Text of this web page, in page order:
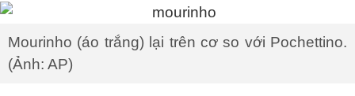
Mourinho (áo trắng) lại trên cơ so với Pochettino.
(Ảnh: AP)